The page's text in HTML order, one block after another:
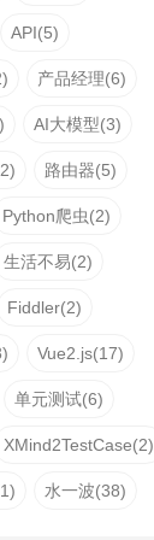
API(5)
产品经理(6)
AI大模型(3)
路由器(5)
Python爬虫(2)
生活不易(2)
Fiddler(2)
Vue2.js(17)
单元测试(6)
XMind2TestCase(2)
水一波(38)